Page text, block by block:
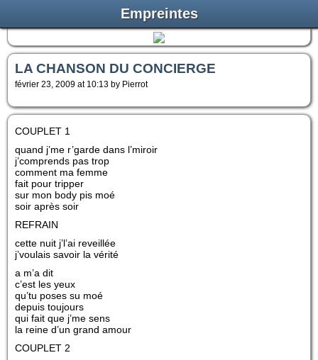
Empreintes
LA CHANSON DU CONCIERGE
février 23, 2009 at 10:13 by Pierrot
COUPLET 1
quand j’me r’garde dans l’miroir
j’comprends pas trop
comment ma femme
fait pour tripper
sur mon body pis moé
soir après soir
REFRAIN
cette nuit j’l’ai reveillée
j’voulais savoir la vérité
a m’a dit
c’est les yeux
qu’tu poses su moé
depuis toujours
qui fait que j’me sens
la reine d’un grand amour
COUPLET 2